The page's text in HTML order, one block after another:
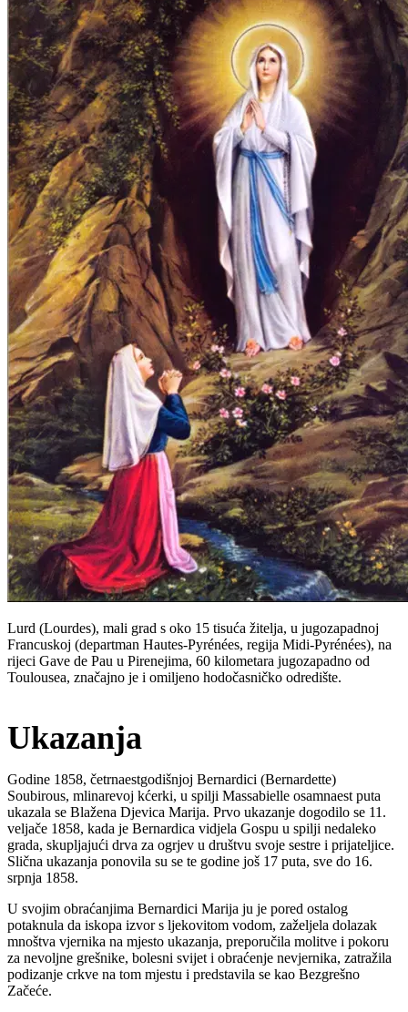
Lurd (Lourdes), mali grad s oko 15 tisuća žitelja, u jugozapadnoj
Francuskoj (departman Hautes-Pyrénées, regija Midi-Pyrénées), na
rijeci Gave de Pau u Pirenejima, 60 kilometara jugozapadno od
Toulousea, značajno je i omiljeno hodočasničko odredište.
Ukazanja
Godine 1858, četrnaestgodišnjoj Bernardici (Bernardette)
Soubirous, mlinarevoj kćerki, u spilji Massabielle osamnaest puta
ukazala se Blažena Djevica Marija. Prvo ukazanje dogodilo se 11.
veljače 1858, kada je Bernardica vidjela Gospu u spilji nedaleko
grada, skupljajući drva za ogrjev u društvu svoje sestre i prijateljice.
Slična ukazanja ponovila su se te godine još 17 puta, sve do 16.
srpnja 1858.
U svojim obraćanjima Bernardici Marija ju je pored ostalog
potaknula da iskopa izvor s ljekovitom vodom, zaželjela dolazak
mnoštva vjernika na mjesto ukazanja, preporučila molitve i pokoru
za nevoljne grešnike, bolesni svijet i obraćenje nevjernika, zatražila
podizanje crkve na tom mjestu i predstavila se kao Bezgrešno
Začeće.